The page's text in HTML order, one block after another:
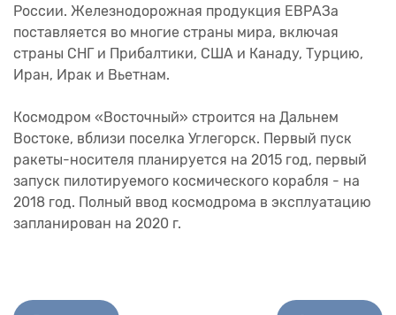
России. Железнодорожная продукция ЕВРАЗа
поставляется во многие страны мира, включая
страны СНГ и Прибалтики, США и Канаду, Турцию,
Иран, Ирак и Вьетнам.
Космодром «Восточный» строится на Дальнем
Востоке, вблизи поселка Углегорск. Первый пуск
ракеты-носителя планируется на 2015 год, первый
запуск пилотируемого космического корабля - на
2018 год. Полный ввод космодрома в эксплуатацию
запланирован на 2020 г.